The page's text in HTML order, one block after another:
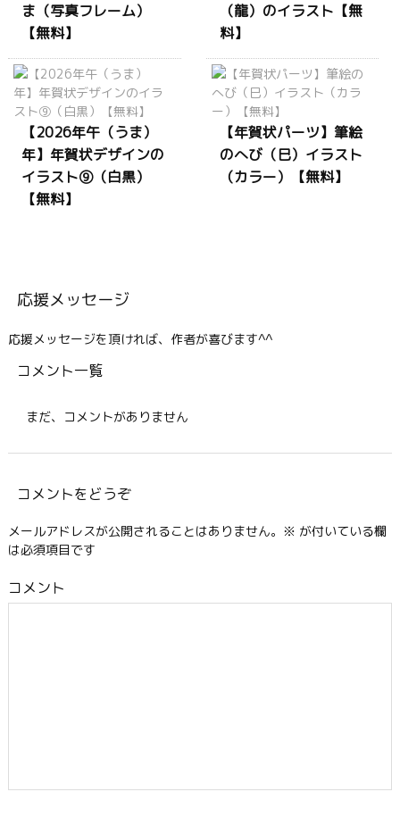
ま（写真フレーム）
【無料】
（龍）のイラスト【無
料】
【2026年午（うま）
年】年賀状デザインの
イラスト⑨（白黒）
【無料】
【年賀状パーツ】筆絵
のへび（巳）イラスト
（カラー）【無料】
応援メッセージ
応援メッセージを頂ければ、作者が喜びます^^
コメント一覧
まだ、コメントがありません
コメントをどうぞ
メールアドレスが公開されることはありません。 ※ が付いている欄
は必須項目です
コメント